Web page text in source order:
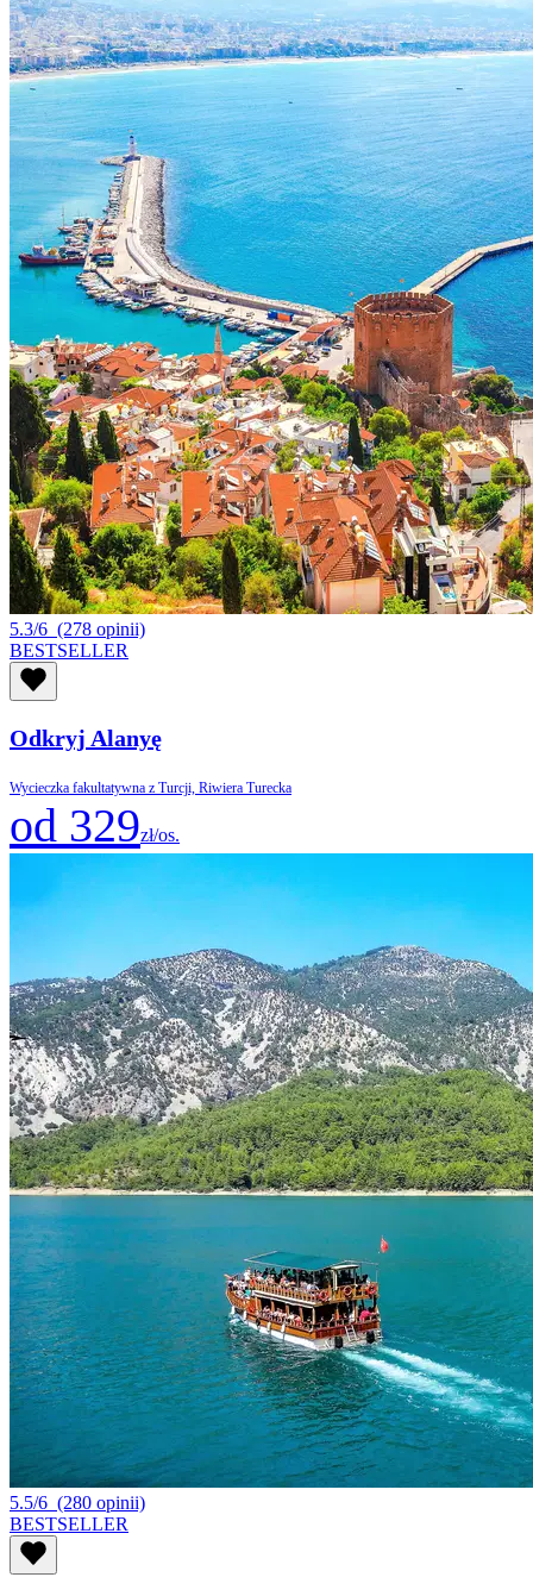
5.3/6 (278 opinii)
BESTSELLER
Odkryj Alanyę
Wycieczka fakultatywna z Turcji, Riwiera Turecka
od 329zł/os.
5.5/6 (280 opinii)
BESTSELLER